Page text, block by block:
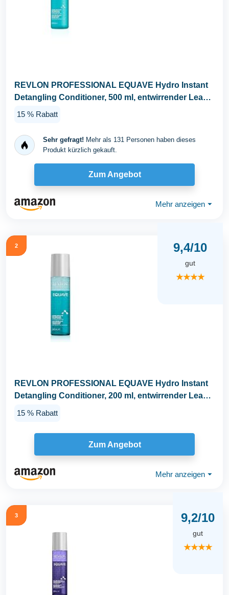
REVLON PROFESSIONAL EQUAVE Hydro Instant
Detangling Conditioner, 500 ml, entwirrender Leave
in...
15 % Rabatt
Sehr gefragt! Mehr als 131 Personen haben dieses
Produkt kürzlich gekauft.
Zum Angebot
Mehr anzeigen ⏷
2 9,4/10
gut
★★★★
REVLON PROFESSIONAL EQUAVE Hydro Instant
Detangling Conditioner, 200 ml, entwirrender Leave
15 % Rabatt
Zum Angebot
Mehr anzeigen ⏷
3 9,2/10
gut
★★★★